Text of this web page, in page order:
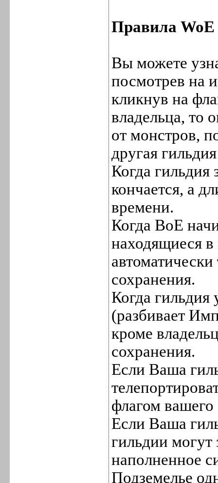
Правила WoE
Вы можете
посмотрев на
кликнув на
владельца, то
от монстров,
другая
Когда гильдия
кончается, а
времени.
Когда ВоЕ
находящиеся в
сохранения.
Когда гильдия
(разбивает
кроме
сохранения.
Если Ваша
флагом вашего
Если Ваша
гильдии могут
наполненное
Подземелье